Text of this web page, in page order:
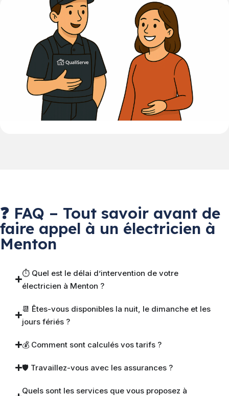
❓ FAQ – Tout savoir avant de
faire appel à un électricien à
Menton
⏱ Quel est le délai d’intervention de votre
électricien à Menton ?
📆 Êtes-vous disponibles la nuit, le dimanche et les
jours fériés ?
💰 Comment sont calculés vos tarifs ?
🛡 Travaillez-vous avec les assurances ?
Quels sont les services que vous proposez à